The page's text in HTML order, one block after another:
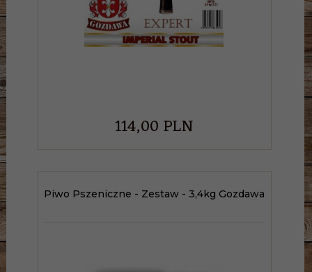
114,00PLN
Piwo Pszeniczne - Zestaw - 3,4kg Gozdawa